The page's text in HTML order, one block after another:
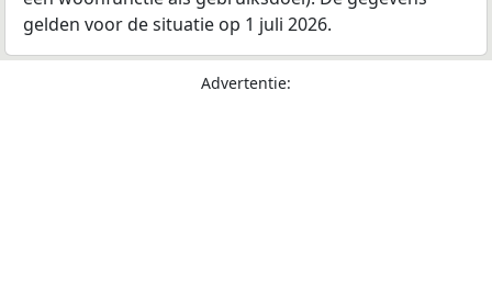
gelden voor de situatie op 1 juli 2026.
Advertentie: